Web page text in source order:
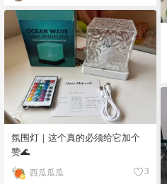
氛围灯｜这个真的必须给它加个
赞🌊
西瓜瓜瓜 3